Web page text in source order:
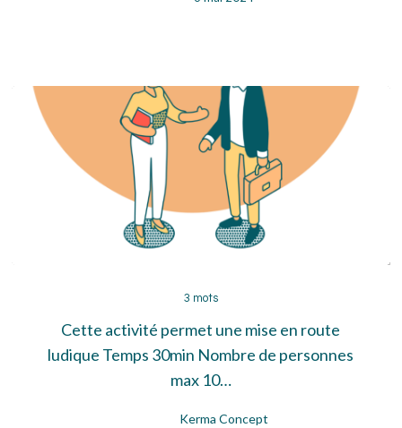
mots
3 mots
Cette activité permet une mise en route
ludique Temps 30min Nombre de personnes
max 10…
Kerma Concept